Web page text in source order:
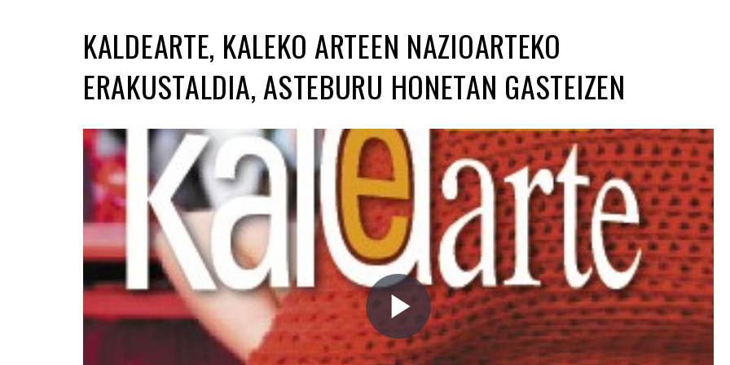
KALDEARTE, KALEKO ARTEEN NAZIOARTEKO
ERAKUSTALDIA, ASTEBURU HONETAN GASTEIZEN